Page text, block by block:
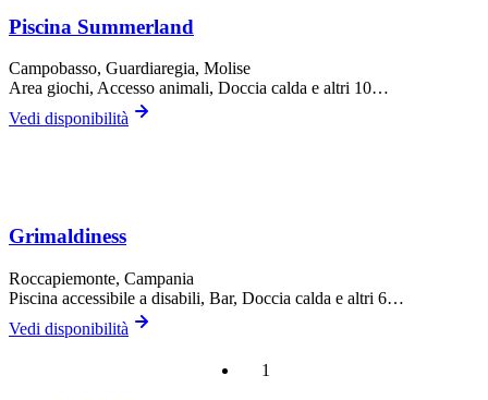
Piscina Summerland
Campobasso, Guardiaregia, Molise
Area giochi, Accesso animali, Doccia calda e altri 10…
Vedi disponibilità
Grimaldiness
Roccapiemonte, Campania
Piscina accessibile a disabili, Bar, Doccia calda e altri 6…
Vedi disponibilità
1